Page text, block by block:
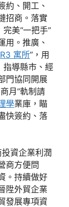
約、開工、
招商。落實
美“一把手”
用。推廣、
寓所”，用
指導縣市、經
門協同開展
月”軌制請
學業庫，瞄
快簽約、落
資企業利潤
商方便問
。持續做好
陞外貿企業
發展專項資